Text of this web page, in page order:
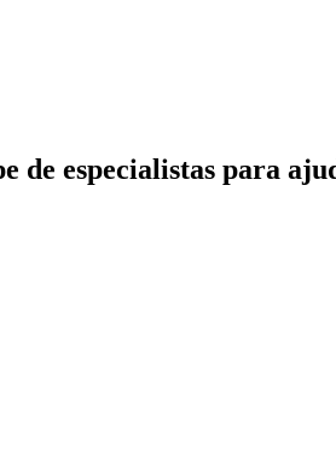
de especialistas para